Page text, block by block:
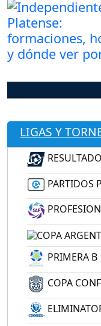
LIGAS Y
PARTIDOS
PRIMERA B
COPA